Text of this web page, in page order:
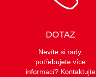
DOTAZ
Nevíte si rady,
potřebujete více
informací? Kontaktujte